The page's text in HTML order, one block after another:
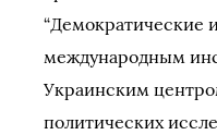
“Демократические
международным
Украинским
политических